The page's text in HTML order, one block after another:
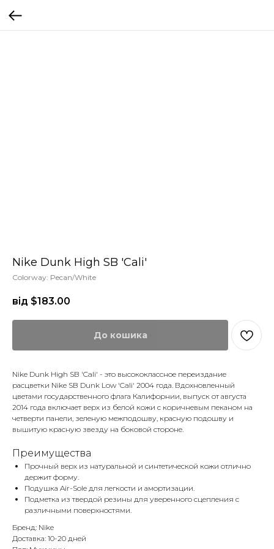
Nike Dunk High SB 'Cali'
Colorway: Pecan/White
від $183.00
До кошика
Nike Dunk High SB 'Cali' - это высококлассное переиздание
расцветки Nike SB Dunk Low 'Cali' 2004 года. Вдохновленный
цветами государственного флага Калифорнии, выпуск от августа
2014 года включает верх из белой кожи с коричневым пеканом на
четверти панели, зеленую межподошву, красную подошву и
вышитую красную звезду на боковой стороне.
Преимущества
Прочный верх из натуральной и синтетической кожи отлично
держит форму.
Подушка Air-Sole для легкости и амортизации.
Подметка из твердой резины для уверенного сцепления с
различными поверхностями.
Бренд: Nike
Доставка: 10-20 дней